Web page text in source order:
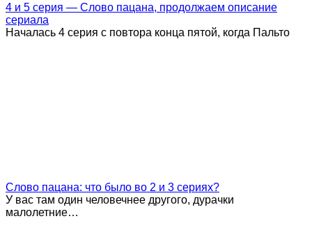
4 и 5 серия — Слово пацана, продолжаем описание
сериала
Началась 4 серия с повтора конца пятой, когда Пальто
Слово пацана: что было во 2 и 3 сериях?
У вас там один человечнее другого, дурачки
малолетние…